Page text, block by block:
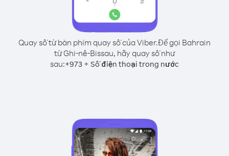
Quay số từ bàn phím quay số của Viber.Để gọi Bahrain
từ Ghi-nê-Bissau, hãy quay số như
sau:+973 + Số điện thoại trong nước